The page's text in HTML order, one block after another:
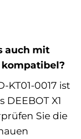
auch mit
kompatibel?
KT01-0017 ist
X1
Sie die